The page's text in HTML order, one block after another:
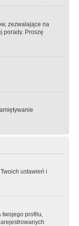
zezwalające na
porady. Proszę
ustawień i
twojego profilu,